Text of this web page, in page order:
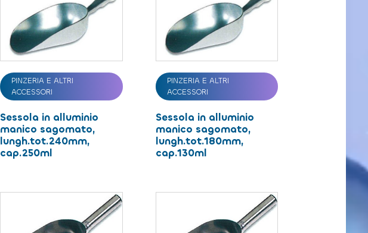
PINZERIA E ALTRI
ACCESSORI
Sessola in alluminio
manico sagomato,
lungh.tot.240mm,
cap.250ml
PINZERIA E ALTRI
ACCESSORI
Sessola in alluminio
manico sagomato,
lungh.tot.180mm,
cap.130ml